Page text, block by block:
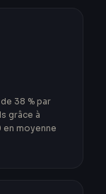
38 % par
grâce à
en moyenne